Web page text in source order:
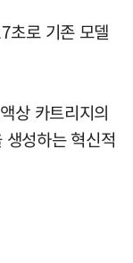
초로 기존 모델
상 카트리지의
성하는 혁신적